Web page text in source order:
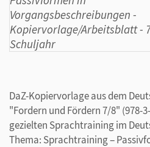
DaZ-Kopiervorlage aus dem
"Fordern und Fördern 7/8" (978-
gezielten Sprachtraining im
Thema: Sprachtraining ‒